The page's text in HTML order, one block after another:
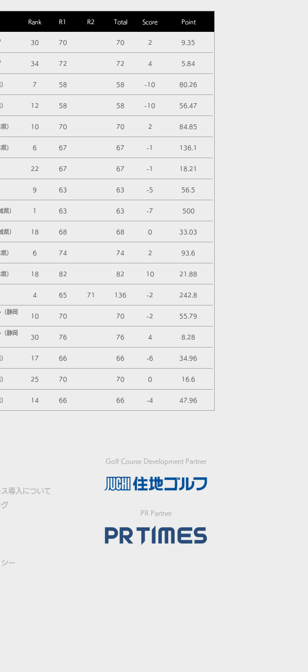
Rank R1 R2 Total Score Point
30 70 70 2 9.35
34 72 72 4 5.84
7 58 58 -10 80.26
12 58 58 -10 56.47
） 10 70 70 2 84.85
） 6 67 67 -1 136.1
22 67 67 -1 18.21
9 63 63 -5 56.5
県） 1 63 63 -7 500
県） 18 68 68 0 33.03
） 6 74 74 2 93.6
） 18 82 82 10 21.88
4 65 71 136 -2 242.8
静岡
10 70 70 -2 55.79
静岡
30 76 76 4 8.28
17 66 66 -6 34.96
25 70 70 0 16.6
14 66 66 -4 47.96
ス導入について
ー
Golf Course Development Partner
PR Partner